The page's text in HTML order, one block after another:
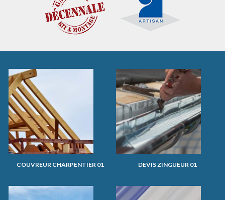
COUVREUR CHARPENTIER 01 DEVIS ZINGUEUR 01